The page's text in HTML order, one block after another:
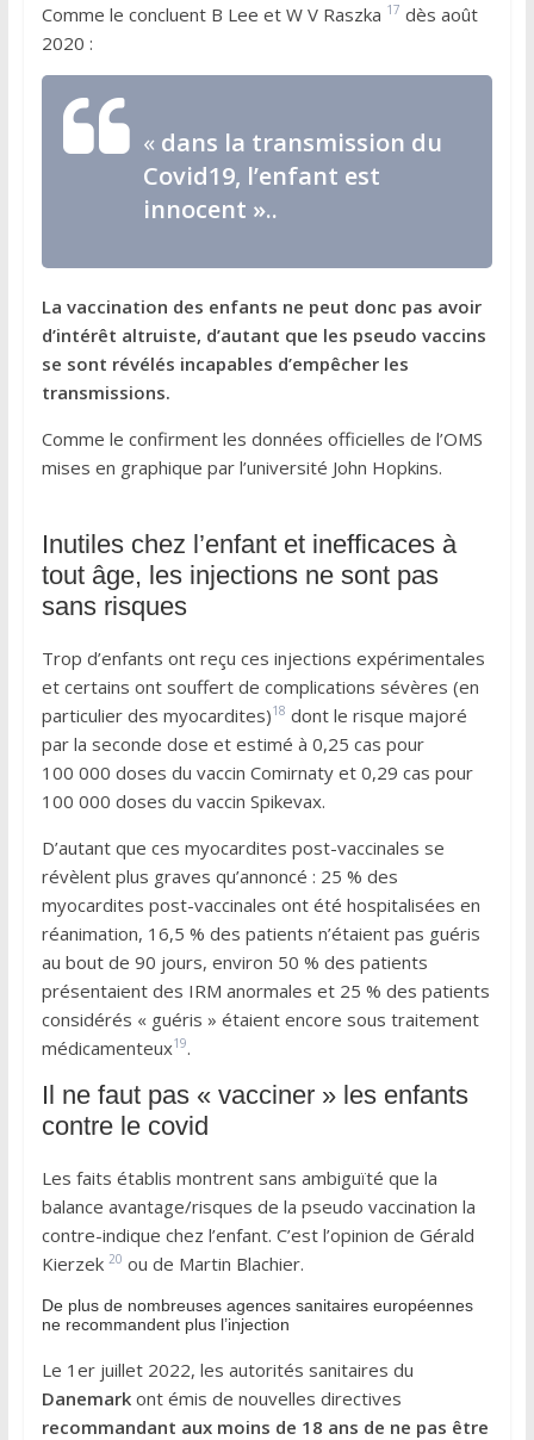
Comme le concluent B Lee et W V Raszka 17 dès août
2020 :
« dans la transmission du
Covid19, l’enfant est
innocent »..
La vaccination des enfants ne peut donc pas avoir
d’intérêt altruiste, d’autant que les pseudo vaccins
se sont révélés incapables d’empêcher les
transmissions.
Comme le confirment les données officielles de l’OMS
mises en graphique par l’université John Hopkins.
Inutiles chez l’enfant et inefficaces à
tout âge, les injections ne sont pas
sans risques
Trop d’enfants ont reçu ces injections expérimentales
et certains ont souffert de complications sévères (en
particulier des myocardites)18 dont le risque majoré
par la seconde dose et estimé à 0,25 cas pour
100 000 doses du vaccin Comirnaty et 0,29 cas pour
100 000 doses du vaccin Spikevax.
D’autant que ces myocardites post-vaccinales se
révèlent plus graves qu’annoncé : 25 % des
myocardites post-vaccinales ont été hospitalisées en
réanimation, 16,5 % des patients n’étaient pas guéris
au bout de 90 jours, environ 50 % des patients
présentaient des IRM anormales et 25 % des patients
considérés « guéris » étaient encore sous traitement
médicamenteux19.
Il ne faut pas « vacciner » les enfants
contre le covid
Les faits établis montrent sans ambiguïté que la
balance avantage/risques de la pseudo vaccination la
contre-indique chez l’enfant. C’est l’opinion de Gérald
Kierzek 20 ou de Martin Blachier.
De plus de nombreuses agences sanitaires européennes
ne recommandent plus l’injection
Le 1er juillet 2022, les autorités sanitaires du
Danemarkont émis de nouvelles directives
recommandant aux moins de 18 ans de ne pas être